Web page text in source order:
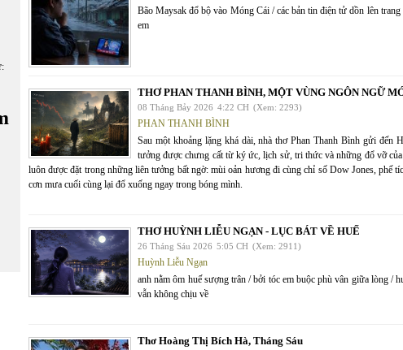
Bão Maysak đổ bộ vào Móng Cái / các bản tin điện tử dồn lên
em
THƠ PHAN THANH BÌNH, MỘT VÙNG NGÔN NGỮ
08 Tháng Bảy 2026 4:22 CH (Xem: 2293)
PHAN THANH BÌNH
Sau một khoảng lặng khá dài, nhà thơ Phan Thanh Bình gửi đến
tưởng được chưng cất từ ký ức, lịch sử, tri thức và những đổ vỡ
luôn được đặt trong những liên tưởng bất ngờ: mùi oản hương đi cùng chỉ số Dow Jones, phế
cơn mưa cuối cùng lại đổ xuống ngay trong bóng mình.
THƠ HUỲNH LIỄU NGẠN - LỤC BÁT VỀ HUẾ
26 Tháng Sáu 2026 5:05 CH (Xem: 2911)
Huỳnh Liễu Ngạn
anh nằm ôm huế sượng trân / bởi tóc em buộc phù vân giữa lòng /
vẫn không chịu về
Thơ Hoàng Thị Bích Hà, Tháng Sáu